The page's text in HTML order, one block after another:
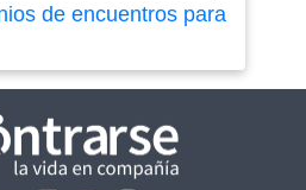
de encuentros para